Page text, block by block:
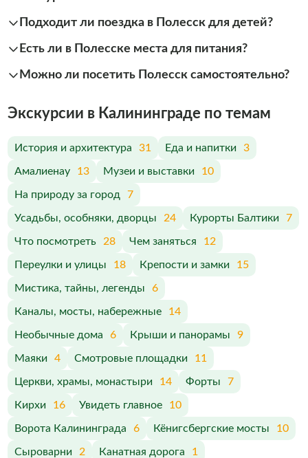
Подходит ли поездка в Полесск для детей?
Есть ли в Полесске места для питания?
Можно ли посетить Полесск самостоятельно?
Экскурсии в Калининграде по темам
История и архитектура 31 Еда и напитки 3
Амалиенау 13 Музеи и выставки 10
На природу за город 7
Усадьбы, особняки, дворцы 24 Курорты Балтики 7
Что посмотреть 28 Чем заняться 12
Переулки и улицы 18 Крепости и замки 15
Мистика, тайны, легенды 6
Каналы, мосты, набережные 14
Необычные дома 6 Крыши и панорамы 9
Маяки 4 Смотровые площадки 11
Церкви, храмы, монастыри 14 Форты 7
Кирхи 16 Увидеть главное 10
Ворота Калининграда 6 Кёнигсбергские мосты 10
Сыроварни 2 Канатная дорога 1